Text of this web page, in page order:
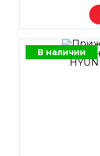
В наличии